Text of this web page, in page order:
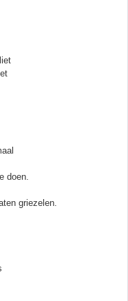
doen.
griezelen.